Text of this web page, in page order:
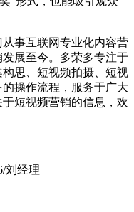
事互联网专业化内容营
展至今。多荣多专注于
思、短视频拍摄、短视
操作流程，服务于广大
短视频营销的信息，欢
刘经理